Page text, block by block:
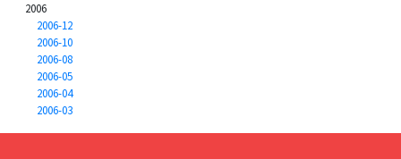
2006
2006-12
2006-10
2006-08
2006-05
2006-04
2006-03